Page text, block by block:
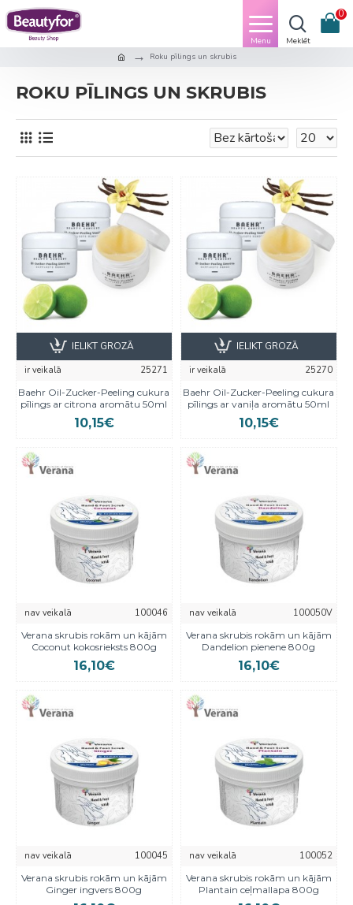
0
Roku pīlings un skrubis
ROKU PĪLINGS UN SKRUBIS
ir veikalā
25271
Baehr Oil-Zucker-Peeling cukura
pīlings ar citrona aromātu 50ml
10,15€
IELIKT GROZĀ
ir veikalā
25270
Baehr Oil-Zucker-Peeling cukura
pīlings ar vaniļa aromātu 50ml
10,15€
IELIKT GROZĀ
nav veikalā
100046
Verana skrubis rokām un kājām
Coconut kokosrieksts 800g
16,10€
nav veikalā
100050V
Verana skrubis rokām un kājām
Dandelion pienene 800g
16,10€
nav veikalā
100045
Verana skrubis rokām un kājām
Ginger ingvers 800g
nav veikalā
100052
Verana skrubis rokām un kājām
Plantain ceļmallapa 800g